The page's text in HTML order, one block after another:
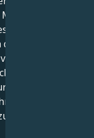
in Ihrer
Zukunft
vor sie treten
Rat bitten.
gehen. Du